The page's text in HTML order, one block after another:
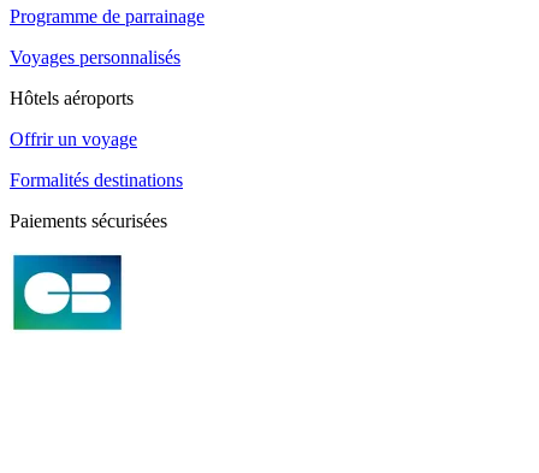
Programme de parrainage
Voyages personnalisés
Hôtels aéroports
Offrir un voyage
Formalités destinations
Paiements sécurisées